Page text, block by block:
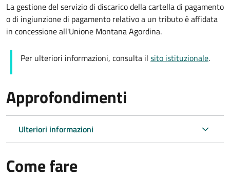
La gestione del servizio di discarico della cartella di pagamento
o di ingiunzione di pagamento relativo a un tributo è affidata
in concessione all'Unione Montana Agordina.
Per ulteriori informazioni, consulta il sito istituzionale.
Approfondimenti
Ulteriori informazioni
Come fare